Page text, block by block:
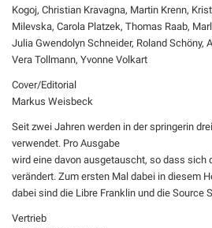
Kogoj, Christian Kravagna, Martin Krenn,
Milevska, Carola Platzek, Thomas Raab,
Julia Gwendolyn Schneider, Roland Schöny,
Vera Tollmann, Yvonne Volkart
Cover/Editorial
Markus Weisbeck
Seit zwei Jahren werden in der springerin
verwendet. Pro Ausgabe
wird eine davon ausgetauscht, so dass sich
verändert. Zum ersten Mal dabei in diesem
dabei sind die Libre Franklin und die Source
Vertrieb